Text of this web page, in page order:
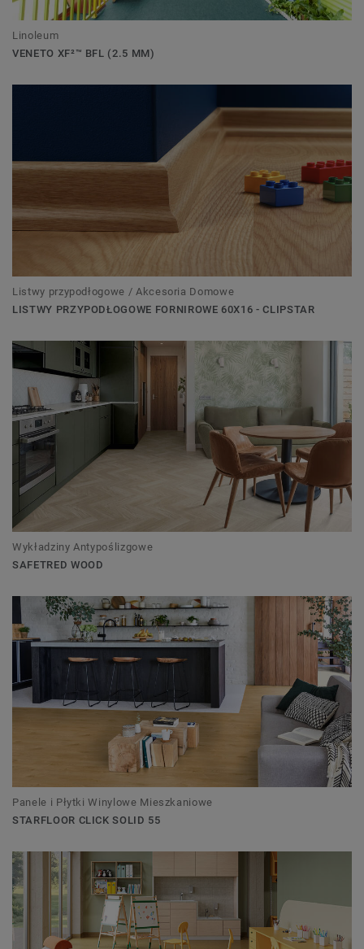
Linoleum
VENETO XF²™ BFL (2.5 MM)
Listwy przypodłogowe / Akcesoria Domowe
LISTWY PRZYPODŁOGOWE FORNIROWE 60X16 - CLIPSTAR
Wykładziny Antypoślizgowe
SAFETRED WOOD
Panele i Płytki Winylowe Mieszkaniowe
STARFLOOR CLICK SOLID 55